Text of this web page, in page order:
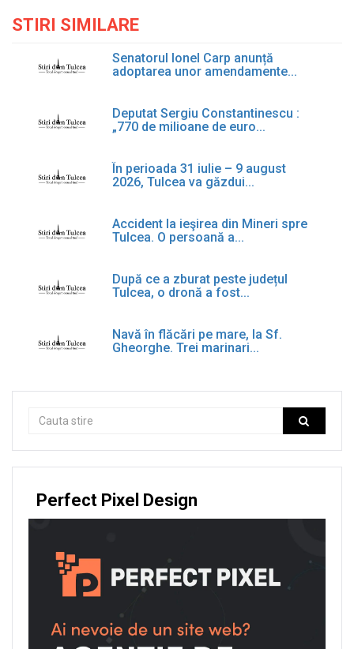
STIRI SIMILARE
Senatorul Ionel Carp anunță
adoptarea unor amendamente...
Deputat Sergiu Constantinescu :
„770 de milioane de euro...
În perioada 31 iulie – 9 august
2026, Tulcea va găzdui...
Accident la ieşirea din Mineri spre
Tulcea. O persoană a...
După ce a zburat peste județul
Tulcea, o dronă a fost...
Navă în flăcări pe mare, la Sf.
Gheorghe. Trei marinari...
Perfect Pixel Design